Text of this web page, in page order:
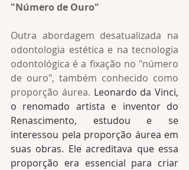
"Número de Ouro"
Outra abordagem desatualizada na
odontologia estética e na tecnologia
odontológica é a fixação no "número
de ouro", também conhecido como
proporção áurea. Leonardo da Vinci,
o renomado artista e inventor do
Renascimento, estudou e se
interessou pela proporção áurea em
suas obras. Ele acreditava que essa
proporção era essencial para criar